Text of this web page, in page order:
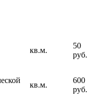
кв.м.
50
руб.
кв.м.
600
руб.